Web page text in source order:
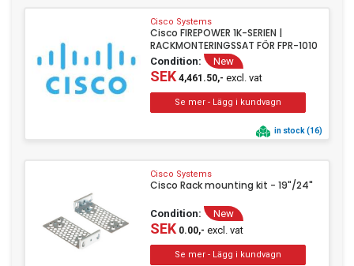
Cisco Systems
Cisco FIREPOWER 1K-SERIEN |
RACKMONTERINGSSAT FÖR FPR-1010
Condition: New
SEK4,461.50,- excl. vat
in stock (16)
Cisco Systems
Cisco Rack mounting kit - 19"/24"
Condition: New
SEK0.00,- excl. vat